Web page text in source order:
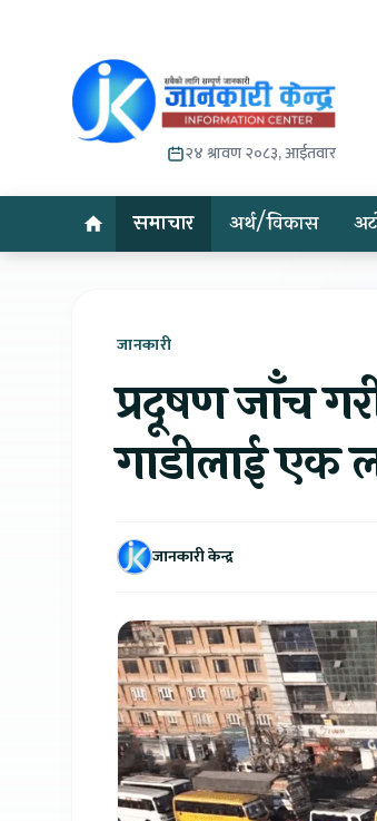
२४ श्रावण २०८३, आईतवार
समाचार अर्थ/विकास
जानकारी
प्रदूषण जाँच
गाडीलाई एक
जानकारी केन्द्र